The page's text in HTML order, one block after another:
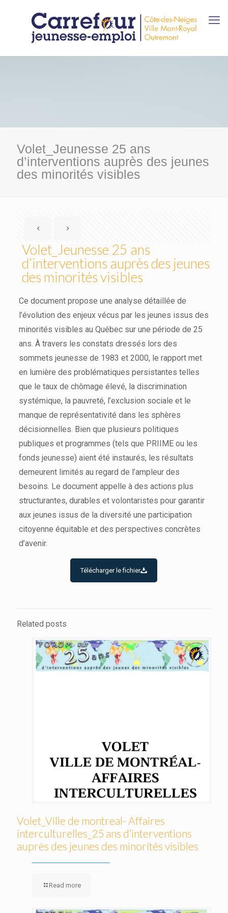
Volet_Jeunesse 25 ans
d’interventions auprès des jeunes
des minorités visibles
Volet_Jeunesse 25 ans
d’interventions auprès des jeunes
des minorités visibles
Ce document propose une analyse détaillée de
l’évolution des enjeux vécus par les jeunes issus des
minorités visibles au Québec sur une période de 25
ans. À travers les constats dressés lors des
sommets jeunesse de 1983 et 2000, le rapport met
en lumière des problématiques persistantes telles
que le taux de chômage élevé, la discrimination
systémique, la pauvreté, l’exclusion sociale et le
manque de représentativité dans les sphères
décisionnelles. Bien que plusieurs politiques
publiques et programmes (tels que PRIIME ou les
fonds jeunesse) aient été instaurés, les résultats
demeurent limités au regard de l’ampleur des
besoins. Le document appelle à des actions plus
structurantes, durables et volontaristes pour garantir
aux jeunes issus de la diversité une participation
citoyenne équitable et des perspectives concrètes
d’avenir.
Télécharger le fichier
Related posts
Volet_Ville de montreal- Affaires
interculturelles_25 ans d’interventions
auprès des jeunes des minorités visibles
Read more